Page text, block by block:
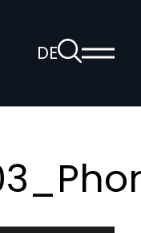
DEZur
Suchseite